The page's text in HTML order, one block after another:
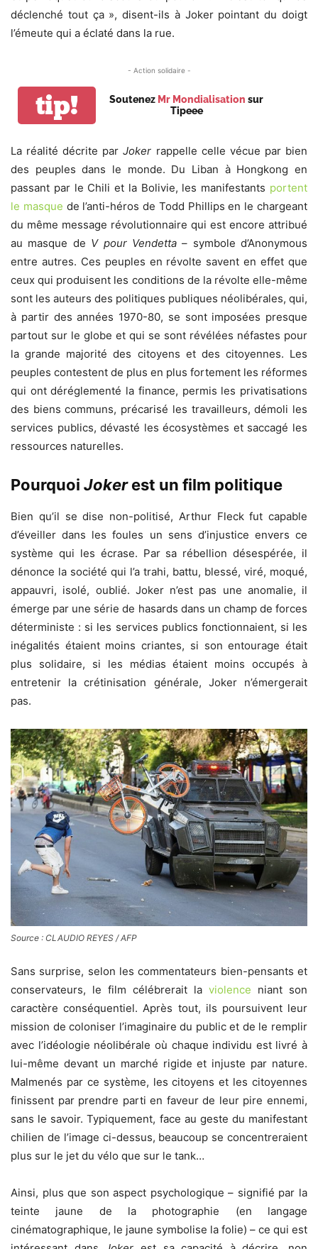
déclenché tout ça », disent-ils à Joker pointant du doigt
l’émeute qui a éclaté dans la rue.
- Action solidaire -
tip! Soutenez Mr Mondialisation sur
Tipeee
La réalité décrite parJoker rappelle celle vécue par bien
des peuples dans le monde. Du Liban à Hongkong en
passant par le Chili et la Bolivie, les manifestants portent
le masque de l’anti-héros de Todd Phillips en le chargeant
du même message révolutionnaire qui est encore attribué
au masque de V pour Vendetta– symbole d’Anonymous
entre autres. Ces peuples en révolte savent en effet que
ceux qui produisent les conditions de la révolte elle-même
sont les auteurs des politiques publiques néolibérales, qui,
à partir des années 1970-80, se sont imposées presque
partout sur le globe et qui se sont révélées néfastes pour
la grande majorité des citoyens et des citoyennes. Les
peuples contestent de plus en plus fortement les réformes
qui ont déréglementé la finance, permis les privatisations
des biens communs, précarisé les travailleurs, démoli les
services publics, dévasté les écosystèmes et saccagé les
ressources naturelles.
Pourquoi Jokerest un film politique
Bien qu’il se dise non-politisé, Arthur Fleck fut capable
d’éveiller dans les foules un sens d’injustice envers ce
système qui les écrase. Par sa rébellion désespérée, il
dénonce la société qui l’a trahi, battu, blessé, viré, moqué,
appauvri, isolé, oublié. Joker n’est pas une anomalie, il
émerge par une série de hasards dans un champ de forces
déterministe : si les services publics fonctionnaient, si les
inégalités étaient moins criantes, si son entourage était
plus solidaire, si les médias étaient moins occupés à
entretenir la crétinisation générale, Joker n’émergerait
pas.
Source : CLAUDIO REYES / AFP
Sans surprise, selon les commentateurs bien-pensants et
conservateurs, le film célébrerait la violence niant son
caractère conséquentiel. Après tout, ils poursuivent leur
mission de coloniser l’imaginaire du public et de le remplir
avec l’idéologie néolibérale où chaque individu est livré à
lui-même devant un marché rigide et injuste par nature.
Malmenés par ce système, les citoyens et les citoyennes
finissent par prendre parti en faveur de leur pire ennemi,
sans le savoir. Typiquement, face au geste du manifestant
chilien de l’image ci-dessus, beaucoup se concentreraient
plus sur le jet du vélo que sur le tank…
Ainsi, plus que son aspect psychologique – signifié par la
teinte jaune de la photographie (en langage
cinématographique, le jaune symbolise la folie) – ce qui est